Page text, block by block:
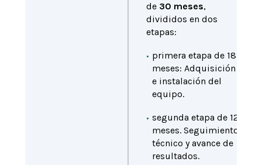
de 30 meses,
divididos en dos
etapas:
primera etapa de 18
meses: Adquisición
e instalación del
equipo.
segunda etapa de 12
meses. Seguimiento
técnico y avance de
resultados.